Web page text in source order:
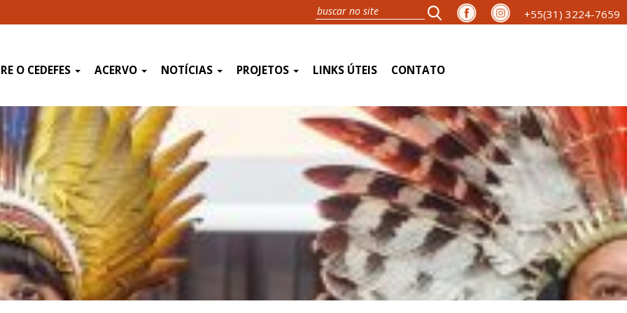
+55(31) 3224-7659
O CEDEFES ACERVO NOTÍCIAS PROJETOS LINKS ÚTEIS CONTATO